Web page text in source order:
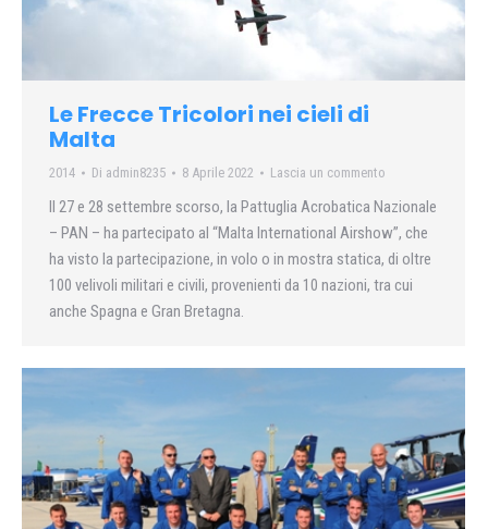
Le Frecce Tricolori nei cieli di
Malta
2014 Di admin8235 8 Aprile 2022 Lascia un commento
Il 27 e 28 settembre scorso, la Pattuglia Acrobatica Nazionale
– PAN – ha partecipato al “Malta International Airshow”, che
ha visto la partecipazione, in volo o in mostra statica, di oltre
100 velivoli militari e civili, provenienti da 10 nazioni, tra cui
anche Spagna e Gran Bretagna.